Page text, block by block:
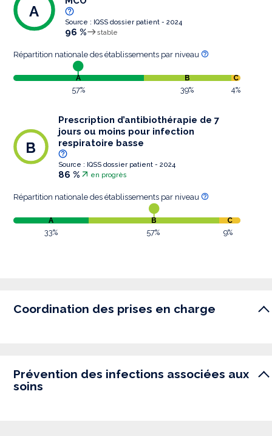
Source : IQSS dossier patient - 2024
96 % stable
A
Répartition nationale des établissements par niveau
A B C
57% 39% 4%
Prescription d’antibiothérapie de 7
jours ou moins pour infection
respiratoire basse
Source : IQSS dossier patient - 2024
86 % en progrès
B
Répartition nationale des établissements par niveau
A B C
33% 57% 9%
Coordination des prises en charge
Prévention des infections associées aux
soins